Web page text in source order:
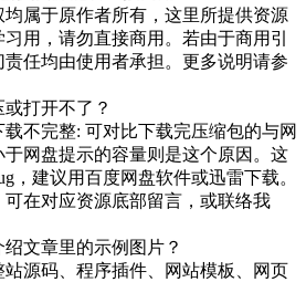
属于原作者所有，这里所提供资源
用，请勿直接商用。若由于商用引
任均由使用者承担。更多说明请参
打开不了？
不完整: 可对比下载完压缩包的与网
网盘提示的容量则是这个原因。这
，建议用百度网盘软件或迅雷下载。
可在对应资源底部留言，或联络我
文章里的示例图片？
站源码、程序插件、网站模板、网页